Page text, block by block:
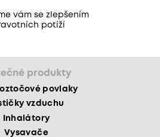
vám se zlepšením
potíží
produkty
povlaky
vzduchu
Inhalátory
Vysavače